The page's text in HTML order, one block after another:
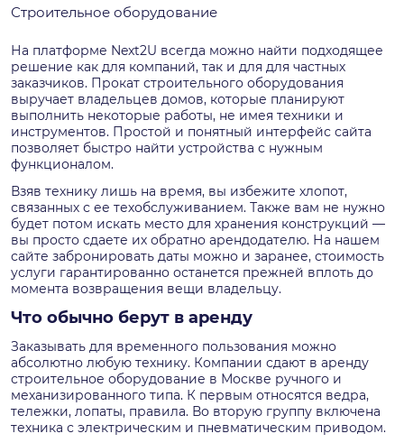
Строительное оборудование
На платформе Next2U всегда можно найти подходящее
решение как для компаний, так и для для частных
заказчиков. Прокат строительного оборудования
выручает владельцев домов, которые планируют
выполнить некоторые работы, не имея техники и
инструментов. Простой и понятный интерфейс сайта
позволяет быстро найти устройства с нужным
функционалом.
Взяв технику лишь на время, вы избежите хлопот,
связанных с ее техобслуживанием. Также вам не нужно
будет потом искать место для хранения конструкций —
вы просто сдаете их обратно арендодателю. На нашем
сайте забронировать даты можно и заранее, стоимость
услуги гарантированно останется прежней вплоть до
момента возвращения вещи владельцу.
Что обычно берут в аренду
Заказывать для временного пользования можно
абсолютно любую технику. Компании сдают в аренду
строительное оборудование в Москве ручного и
механизированного типа. К первым относятся ведра,
тележки, лопаты, правила. Во вторую группу включена
техника с электрическим и пневматическим приводом.